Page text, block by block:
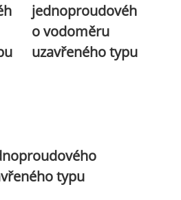
jednoproudovéh
o vodoměru
uzavřeného typu
typu